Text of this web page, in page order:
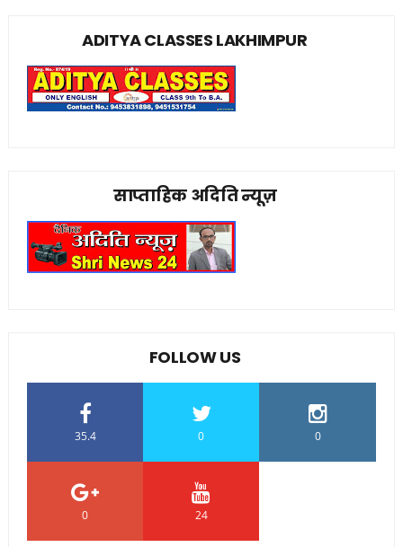
ADITYA CLASSES LAKHIMPUR
साप्ताहिक अदिति न्यूज़
FOLLOW US
35.4 0 0
0 24